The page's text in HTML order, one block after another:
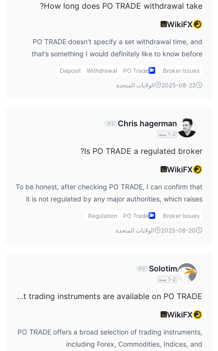
How long does PO TRADE withdrawal take?
WikiFXرد
PO TRADE doesn’t specify a set withdrawal time, and
that’s something I would definitely like to know before
making any large withdrawals. Based on my experience
long it will take for the funds to hit my account, especially
clearer picture of withdrawal times.
Broker Issues
PO Trade
Withdrawal
Deposit
2025-08-22
الولايات المتحدة
Chris hagerman
1-2 سنة
Is PO TRADE a regulated broker?
WikiFXرد
To be honest, after checking PO TRADE, I can confirm that
it is not regulated by any major authorities, which raises
some concerns for me. Since there’s no oversight, I think it
a secure environment, I would suggest exploring more
factor to consider.
Broker Issues
PO Trade
Regulation
2025-08-20
الولايات المتحدة
Solotim
1-2 سنة
What trading instruments are available on PO TRADE?
WikiFXرد
PO TRADE offers a broad selection of trading instruments,
including Forex, Commodities, Indices, and